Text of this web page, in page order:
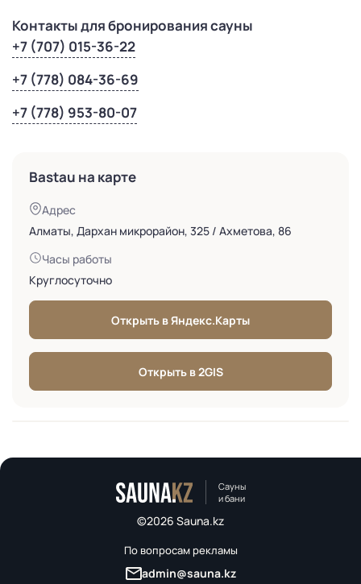
Контакты для бронирования сауны
+7 (707) 015-36-22
+7 (778) 084-36-69
+7 (778) 953-80-07
Bastau на карте
Адрес
Алматы, Дархан микрорайон, 325 / Ахметова, 86
Часы работы
Круглосуточно
Открыть в Яндекс.Карты
Открыть в 2GIS
Сауны
и бани
©2026 Sauna.kz
По вопросам рекламы
admin@sauna.kz